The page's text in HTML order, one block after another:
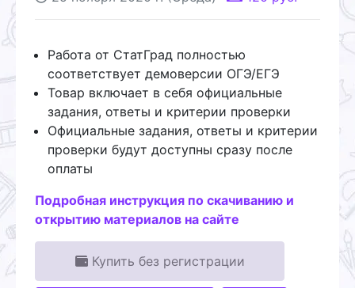
Работа от СтатГрад полностью
соответствует демоверсии ОГЭ/ЕГЭ
Товар включает в себя официальные
задания, ответы и критерии проверки
Официальные задания, ответы и критерии
проверки будут доступны сразу после
оплаты
Подробная инструкция по скачиванию и
открытию материалов на сайте
Купить без регистрации